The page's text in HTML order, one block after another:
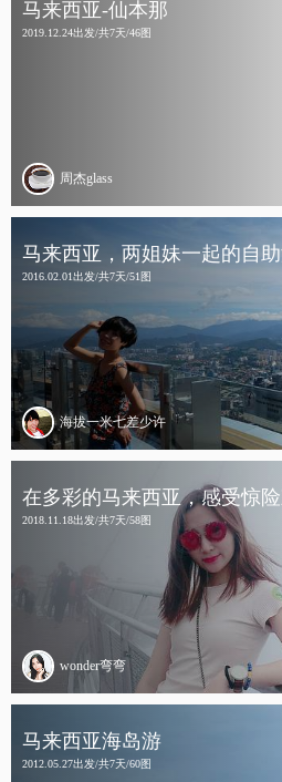
马来西亚-仙本那
2019.12.24出发/共7天/46图
周杰glass
马来西亚，两姐妹一起的自
2016.02.01出发/共7天/51图
海拔一米七差少许
在多彩的马来西亚，感受惊
2018.11.18出发/共7天/58图
wonder弯弯
马来西亚海岛游
2012.05.27出发/共7天/60图